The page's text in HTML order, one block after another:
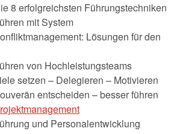
8 erfolgreichsten Führungstechniken
mit System
Lösungen für den
von Hochleistungsteams
setzen – Delegieren – Motivieren
entscheiden – besser führen
und Personalentwicklung